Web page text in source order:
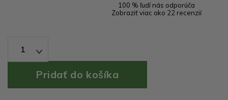
100 % ľudí nás odporúča
Zobraziť viac ako 22 recenzií
1